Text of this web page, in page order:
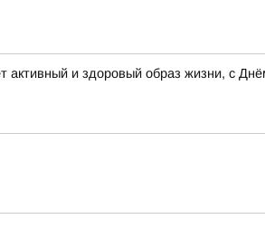
и здоровый образ жизни, с